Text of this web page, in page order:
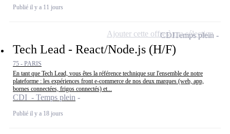
Publié il y a 11 jours
Tech Lead - React/Node.js (H/F)
75 - PARIS
En tant que Tech Lead, vous êtes la référence technique sur l'ensemble de notre
plateforme : les expériences front e-commerce de nos deux marques (web, app,
bornes connectées, frigos connectés) et...
CDI - Temps plein
Publié il y a 18 jours
CDITemps plein
Ajouter cette offre à ma sélection